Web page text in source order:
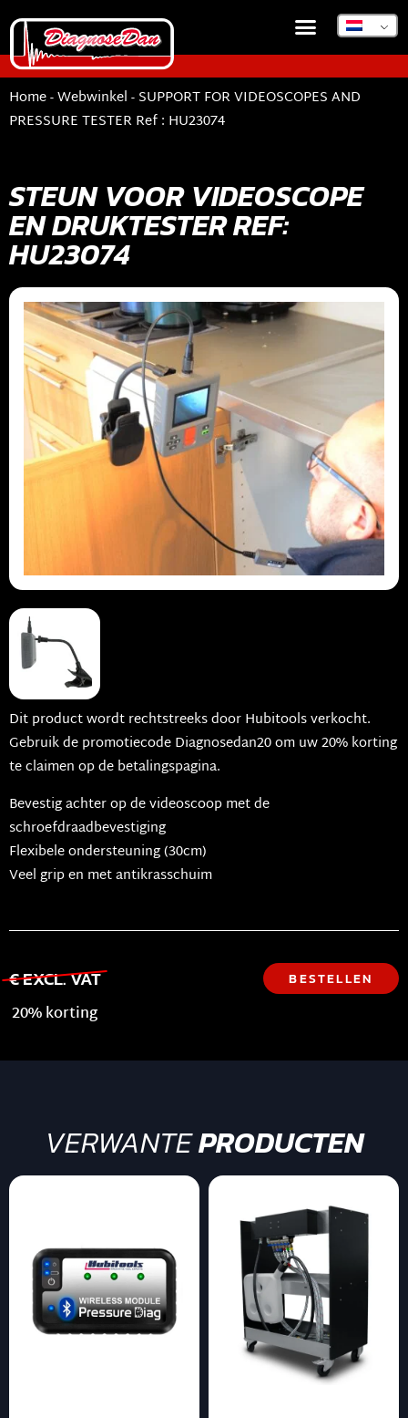
Home-Webwinkel-SUPPORT FOR VIDEOSCOPES AND
PRESSURE TESTER Ref : HU23074
STEUN VOOR VIDEOSCOPE
EN DRUKTESTER REF:
HU23074
Dit product wordt rechtstreeks door Hubitools verkocht.
Gebruik de promotiecode Diagnosedan20 om uw 20% korting
te claimen op de betalingspagina.
Bevestig achter op de videoscoop met de
schroefdraadbevestiging
Flexibele ondersteuning (30cm)
Veel grip en met antikrasschuim
€ EXCL. VAT BESTELLEN
20% korting
VERWANTEPRODUCTEN